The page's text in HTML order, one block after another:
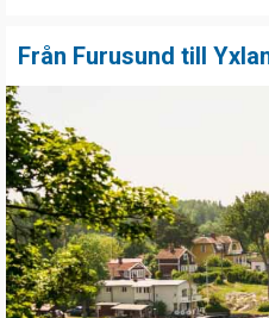
Från Furusund till